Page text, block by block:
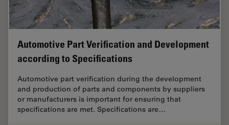
Automotive Part Verification and Development
according to Specifications
Automotive part verification during the development
and production of parts and components by suppliers
or manufacturers is important for ensuring that
specifications are met. Specifications are…